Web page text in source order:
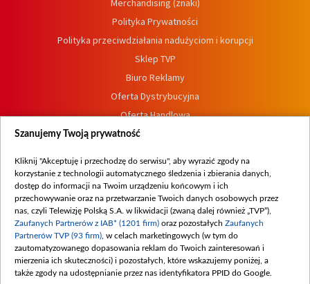
Merchandising (znaki)
Polityka Prywatności
Polityka przeciwdziałania nadużyciom i korupcji
Sklep TVP
Biuro Reklamy
Oferta Dystrybucyjna
Oferta Handlowa
Dostępność
Procedura zgłoszeń wewnętrznych
Szanujemy Twoją prywatność
Kliknij "Akceptuję i przechodzę do serwisu", aby wyrazić zgody na
korzystanie z technologii automatycznego śledzenia i zbierania danych,
dostęp do informacji na Twoim urządzeniu końcowym i ich
przechowywanie oraz na przetwarzanie Twoich danych osobowych przez
nas, czyli Telewizję Polską S.A. w likwidacji (zwaną dalej również „TVP”),
Zaufanych Partnerów z IAB* (1201 firm) oraz pozostałych Zaufanych
Partnerów TVP (93 firm) , w celach marketingowych (w tym do
zautomatyzowanego dopasowania reklam do Twoich zainteresowań i
mierzenia ich skuteczności) i pozostałych, które wskazujemy poniżej, a
także zgody na udostępnianie przez nas identyfikatora PPID do Google.